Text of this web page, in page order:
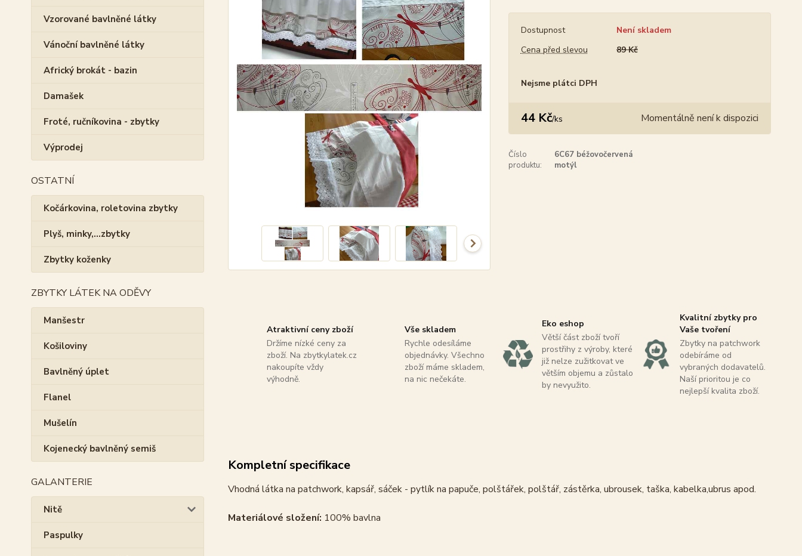
Vzorované bavlněné látky
Vánoční bavlněné látky
Africký brokát - bazin
Damašek
Froté, ručníkovina - zbytky
Výprodej
OSTATNÍ
Kočárkovina, roletovina zbytky
Plyš, minky,...zbytky
Zbytky koženky
ZBYTKY LÁTEK NA ODĚVY
Manšestr
Košiloviny
Bavlněný úplet
Flanel
Mušelín
Kojenecký bavlněný semiš
GALANTERIE
Nitě
Paspulky
Dostupnost
Není skladem
Cena před slevou
89 Kč
Nejsme plátci DPH
44 Kč/ks Momentálně není k dispozici
Číslo
produktu:
6C67 béžovočervená
motýl
Atraktivní ceny zboží
Držíme nízké ceny za
zboží. Na zbytkylatek.cz
nakoupíte vždy
výhodně.
Vše skladem
Rychle odesíláme
objednávky. Všechno
zboží máme skladem,
na nic nečekáte.
Eko eshop
Větší část zboží tvoří
prostřihy z výroby, které
již nelze zužitkovat ve
větším objemu a zůstalo
by nevyužito.
Kvalitní zbytky pro
Vaše tvoření
Zbytky na patchwork
odebíráme od
vybraných dodavatelů.
Naší prioritou je co
nejlepší kvalita zboží.
Kompletní specifikace
Vhodná látka na patchwork, kapsář, sáček - pytlík na papuče, polštářek, polštář, zástěrka, ubrousek, taška, kabelka,ubrus apod.
Materiálové složení: 100% bavlna